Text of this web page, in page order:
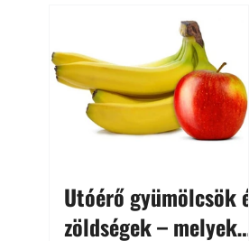
kertészkedés sokak számára
kikapcsolódást és feltöltődést
is jelent.
Utóérő gyümölcsök és
zöldségek – melyek